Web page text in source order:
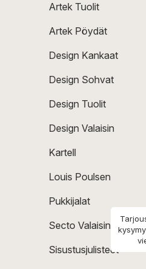
Artek Tuolit
Artek Pöydät
Design Kankaat
Design Sohvat
Design Tuolit
Design Valaisin
Kartell
Louis Poulsen
Pukkijalat
Secto Valaisin
Sisustusjulisteet